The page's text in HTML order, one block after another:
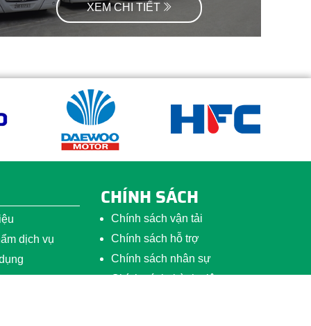
XEM CHI TIẾT
dịch vụ
CHÍNH SÁCH
Chính sách vận tải
Chính sách hỗ trợ
Chính sách nhân sự
Chính sách thành viên